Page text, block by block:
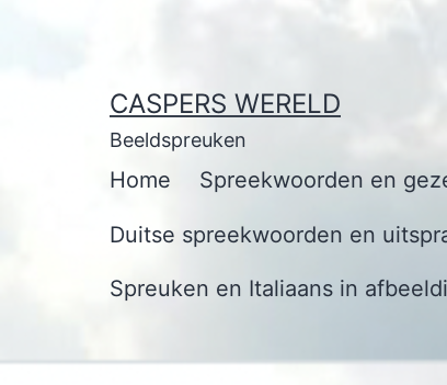
CASPERS WERELD
Beeldspreuken
Home Spreekwoorden en
Duitse spreekwoorden en
Spreuken en Italiaans in